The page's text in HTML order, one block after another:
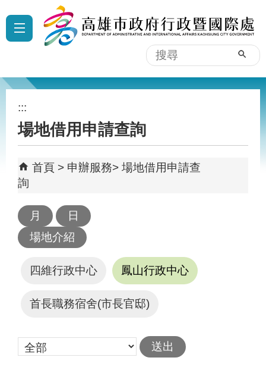
跳到主要內容區塊
搜
尋
:::
場地借用申請查詢
首頁 申辦服務
場地借用申請查
詢
四維行政中心 鳳山行政中心
首長職務宿舍(市長官邸)